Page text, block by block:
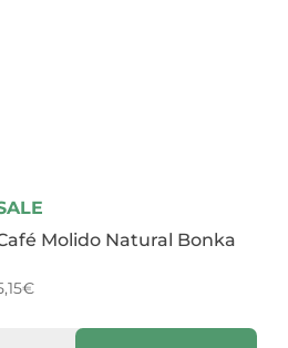
Molido Natural Bonka
€